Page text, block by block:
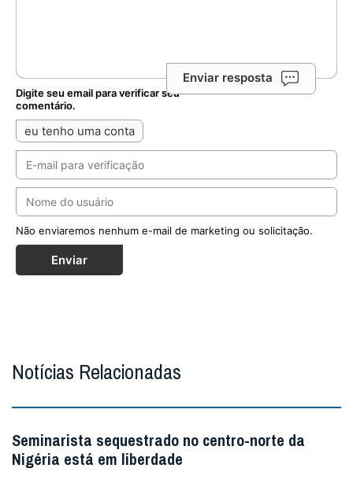
Enviar resposta
Digite seu email para verificar seu
comentário.
eu tenho uma conta
Não enviaremos nenhum e-mail de marketing ou solicitação.
Enviar
Notícias Relacionadas
Seminarista sequestrado no centro-norte da
Nigéria está em liberdade